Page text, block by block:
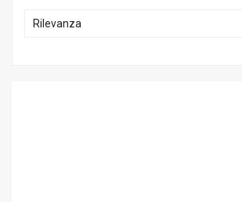
Rilevanza